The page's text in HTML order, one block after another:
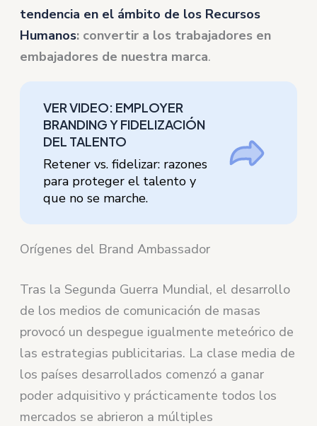
tendencia en el ámbito de los Recursos
Humanos: convertir a los trabajadores en
embajadores de nuestra marca.
VER VIDEO: EMPLOYER
BRANDING Y FIDELIZACIÓN
DEL TALENTO
Retener vs. fidelizar: razones
para proteger el talento y
que no se marche.
Orígenes del Brand Ambassador
Tras la Segunda Guerra Mundial, el desarrollo
de los medios de comunicación de masas
provocó un despegue igualmente meteórico de
las estrategias publicitarias. La clase media de
los países desarrollados comenzó a ganar
poder adquisitivo y prácticamente todos los
mercados se abrieron a múltiples